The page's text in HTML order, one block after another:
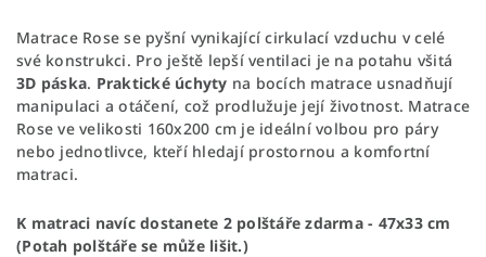
Matrace Rose se pyšní vynikající cirkulací vzduchu v celé
své konstrukci. Pro ještě lepší ventilaci je na potahu všitá
3D páska. Praktické úchyty na bocích matrace usnadňují
manipulaci a otáčení, což prodlužuje její životnost. Matrace
Rose ve velikosti 160x200 cm je ideální volbou pro páry
nebo jednotlivce, kteří hledají prostornou a komfortní
matraci.
K matraci navíc dostanete 2 polštáře zdarma - 47x33 cm
(Potah polštáře se může lišit.)